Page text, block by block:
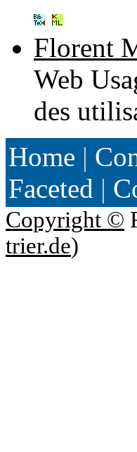
Florent
Web
des
Home |
Faceted |
Copyright ©
trier.de)